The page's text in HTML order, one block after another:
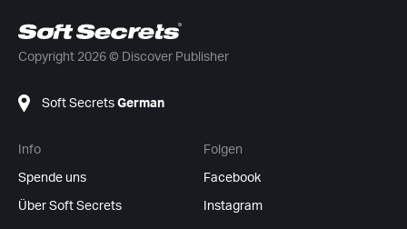
Copyright 2026 © Discover Publisher
Soft Secrets German
Info
Spende uns
Über Soft Secrets
Folgen
Facebook
Instagram